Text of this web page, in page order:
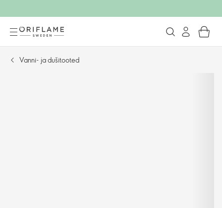
Vanni- ja dušitooted